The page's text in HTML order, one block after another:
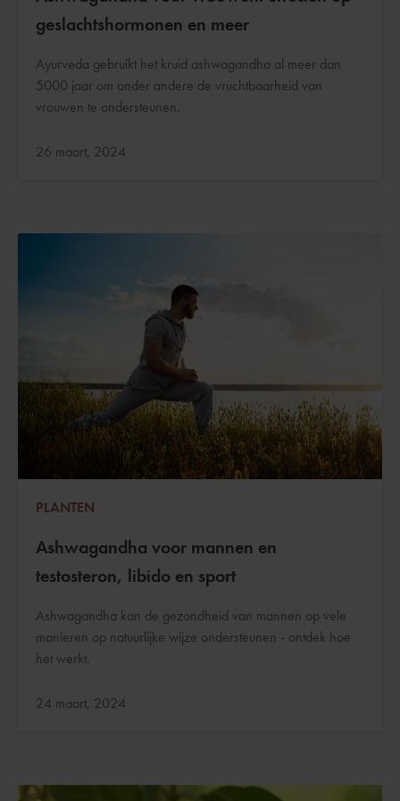
geslachtshormonen en meer
Ayurveda gebruikt het kruid ashwagandha al meer dan
5000 jaar om onder andere de vruchtbaarheid van
vrouwen te ondersteunen.
Bijgewerkt:
26 maart, 2024
PLANTEN
Ashwagandha voor mannen en
testosteron, libido en sport
Ashwagandha kan de gezondheid van mannen op vele
manieren op natuurlijke wijze ondersteunen - ontdek hoe
het werkt.
Bijgewerkt:
24 maart, 2024